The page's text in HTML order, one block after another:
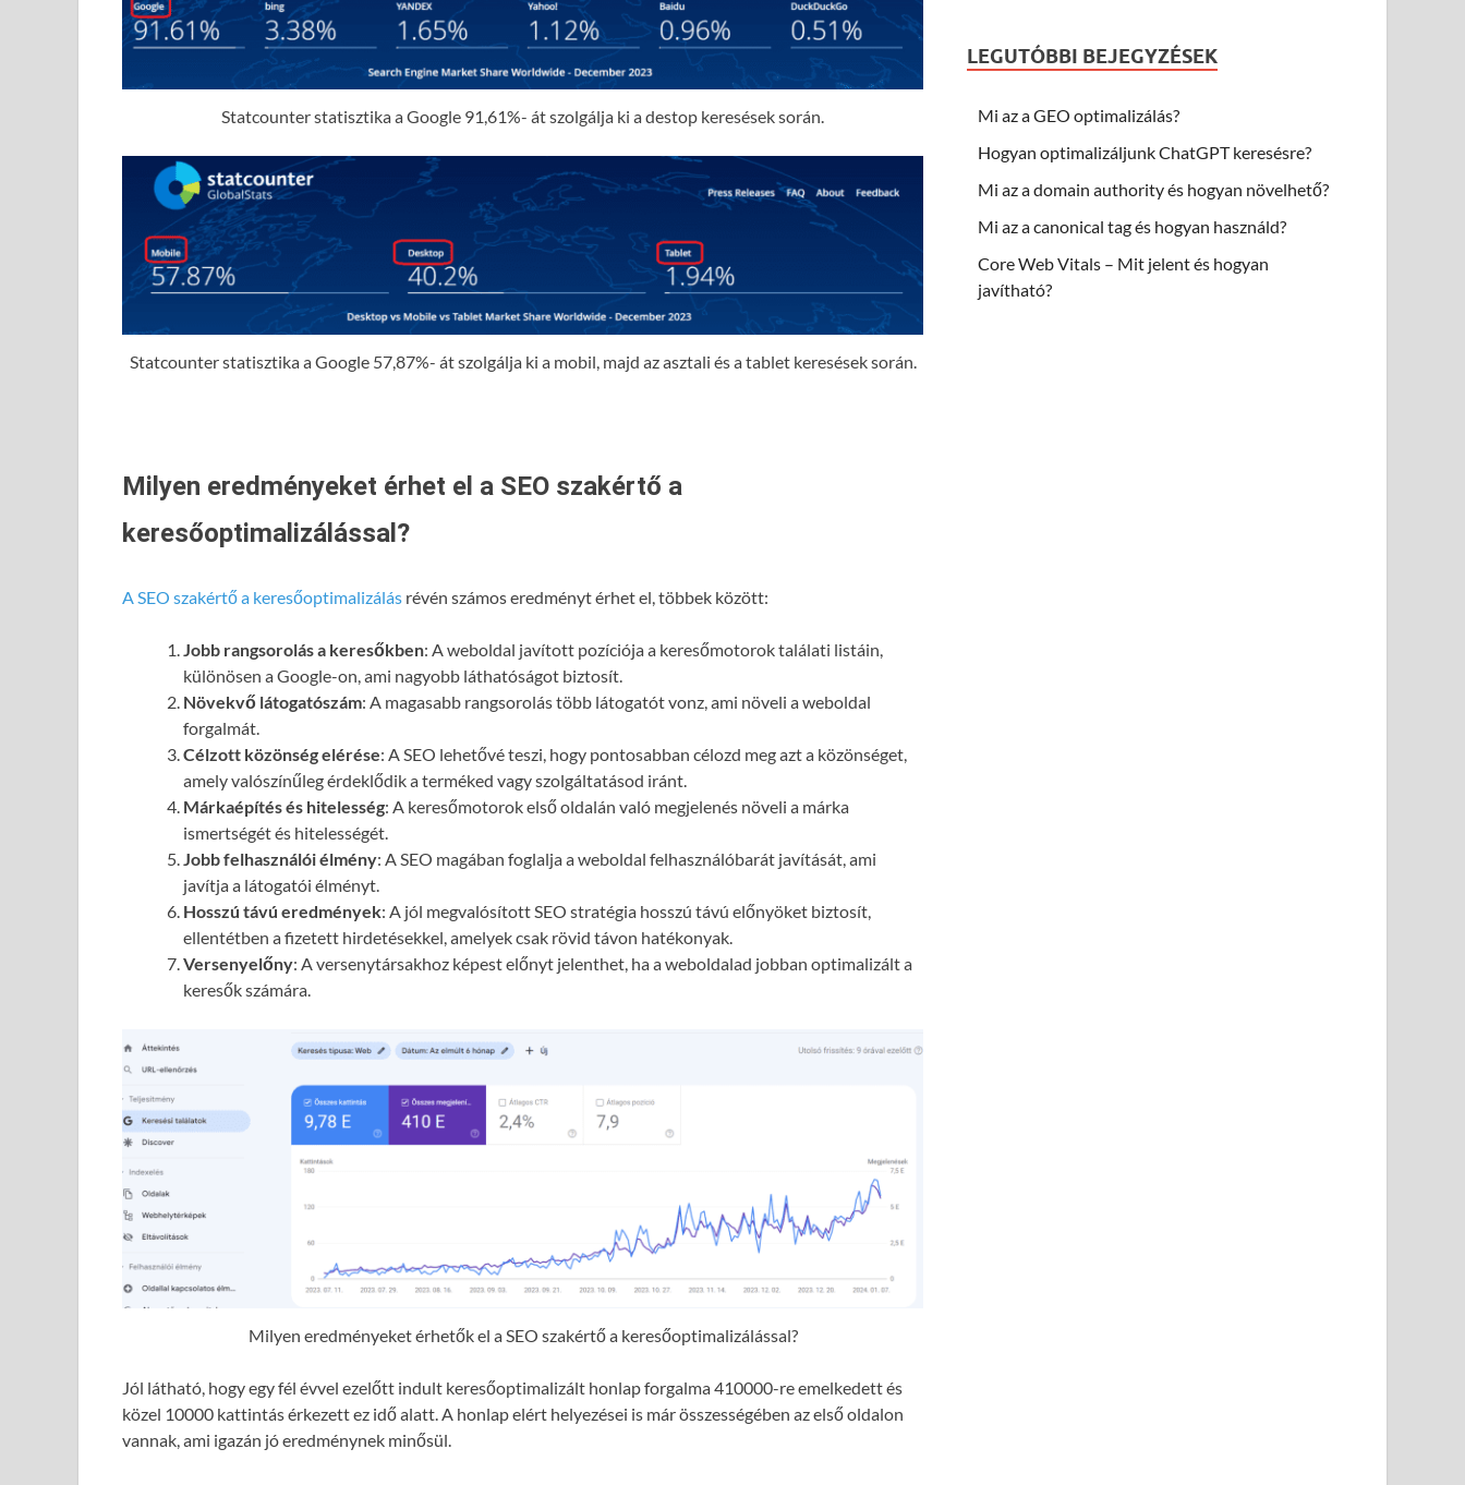
Statcounter statisztika a Google 91,61%- át szolgálja ki a destop keresések során.
Statcounter statisztika a Google 57,87%- át szolgálja ki a mobil, majd az asztali és a tablet keresések során.
Milyen eredményeket érhet el a SEO szakértő a
keresőoptimalizálással?
A SEO szakértő a keresőoptimalizálás révén számos eredményt érhet el, többek között:
Jobb rangsorolás a keresőkben: A weboldal javított pozíciója a keresőmotorok találati listáin,
különösen a Google-on, ami nagyobb láthatóságot biztosít.
Növekvő látogatószám: A magasabb rangsorolás több látogatót vonz, ami növeli a weboldal
forgalmát.
Célzott közönség elérése: A SEO lehetővé teszi, hogy pontosabban célozd meg azt a közönséget,
amely valószínűleg érdeklődik a terméked vagy szolgáltatásod iránt.
Márkaépítés és hitelesség: A keresőmotorok első oldalán való megjelenés növeli a márka
ismertségét és hitelességét.
Jobb felhasználói élmény: A SEO magában foglalja a weboldal felhasználóbarát javítását, ami
javítja a látogatói élményt.
Hosszú távú eredmények: A jól megvalósított SEO stratégia hosszú távú előnyöket biztosít,
ellentétben a fizetett hirdetésekkel, amelyek csak rövid távon hatékonyak.
Versenyelőny: A versenytársakhoz képest előnyt jelenthet, ha a weboldalad jobban optimalizált a
keresők számára.
Milyen eredményeket érhetők el a SEO szakértő a keresőoptimalizálással?
Jól látható, hogy egy fél évvel ezelőtt indult keresőoptimalizált honlap forgalma 410000-re emelkedett és
közel 10000 kattintás érkezett ez idő alatt. A honlap elért helyezései is már összességében az első oldalon
vannak, ami igazán jó eredménynek minősül.
LEGUTÓBBI BEJEGYZÉSEK
Mi az a GEO optimalizálás?
Hogyan optimalizáljunk ChatGPT keresésre?
Mi az a domain authority és hogyan növelhető?
Mi az a canonical tag és hogyan használd?
Core Web Vitals – Mit jelent és hogyan
javítható?